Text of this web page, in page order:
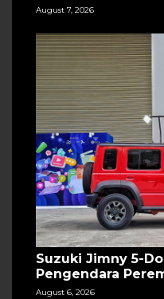
August 7, 2026
Suzuki Jimny 5-
Pengendara
August 6, 2026